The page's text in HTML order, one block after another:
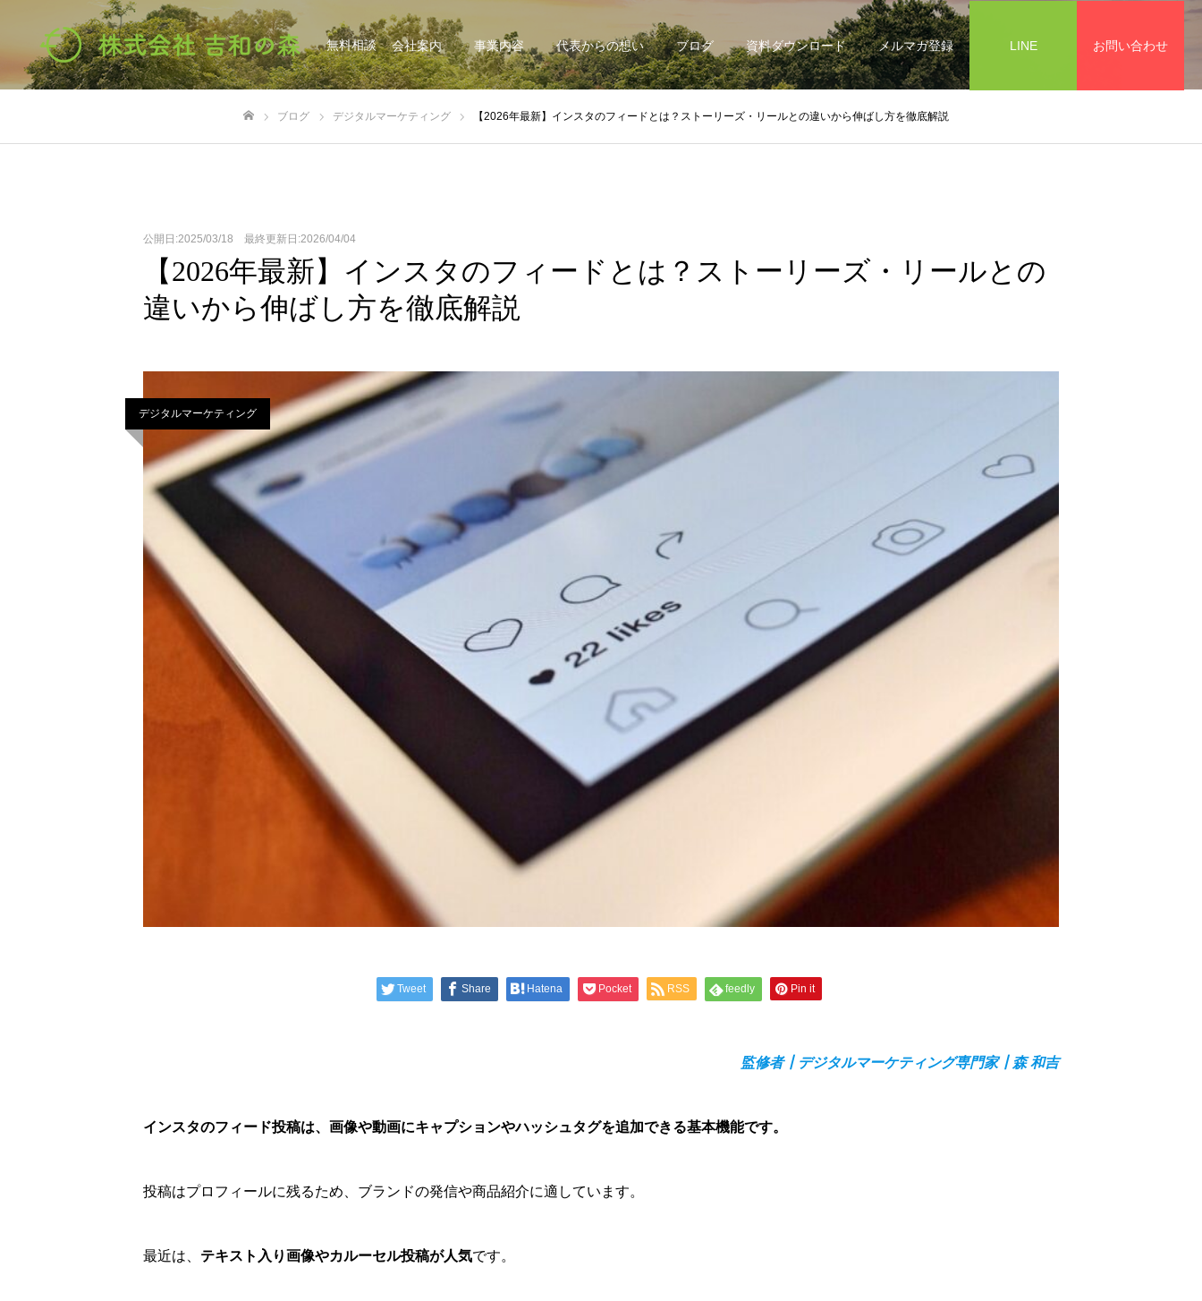
無料相談 会社案内 事業内容 代表からの想い ブログ 資料ダウンロード メルマガ登録 LINE お問い合わせ
ブログ デジタルマーケティング 【2026年最新】インスタのフィードとは？ストーリーズ・リールとの違いから伸ばし方を徹底解説
公開日:2025/03/18 最終更新日:2026/04/04
【2026年最新】インスタのフィードとは？ストーリーズ・リールとの
違いから伸ばし方を徹底解説
デジタルマーケティング
Tweet Share Hatena Pocket RSS feedly Pin it
監修者┃デジタルマーケティング専門家┃森 和吉
インスタのフィード投稿は、画像や動画にキャプションやハッシュタグを追加できる基本機能です。
投稿はプロフィールに残るため、ブランドの発信や商品紹介に適しています。
最近は、 テキスト入り画像やカルーセル投稿が人気です。